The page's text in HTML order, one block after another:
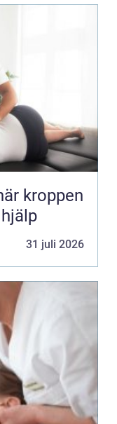
kroppen
31 juli 2026